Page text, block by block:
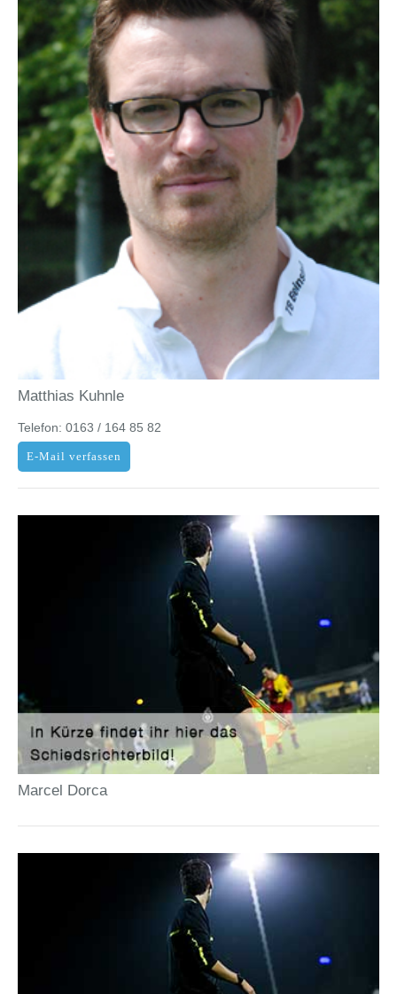
Matthias Kuhnle
Telefon: 0163 / 164 85 82
E-Mail verfassen
Marcel Dorca